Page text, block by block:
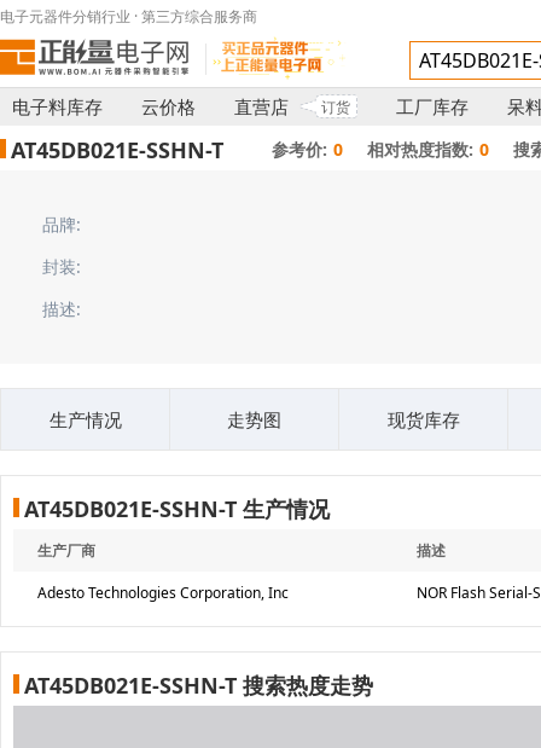
电子元器件分销行业 · 第三方综合服务商
电子料库存 云价格 直营店 订货 工厂库存 呆
AT45DB021E-SSHN-T 参考价: 0 相对热度指数: 0 搜
品牌:
封装:
描述:
生产情况 走势图 现货库存
AT45DB021E-SSHN-T 生产情况
生产厂商 描述
Adesto Technologies Corporation, Inc NOR Flash Serial-
AT45DB021E-SSHN-T 搜索热度走势